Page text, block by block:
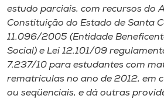
Diplomados
Cultura
estudo parciais, com recursos do
Constituição do Estado de Santa
11.096/2005 (Entidade
Social) e Lei 12.101/09
7.237/10 para estudantes com
rematrículas no ano de 2012, em
ou seqüenciais, e dá outras